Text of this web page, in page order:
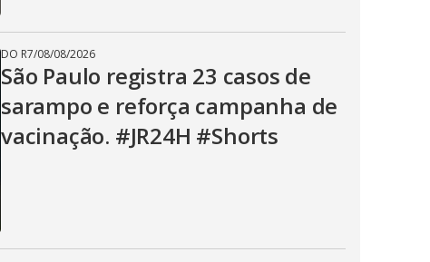
DO R7/08/08/2026
São Paulo registra 23 casos de
sarampo e reforça campanha de
vacinação. #JR24H #Shorts